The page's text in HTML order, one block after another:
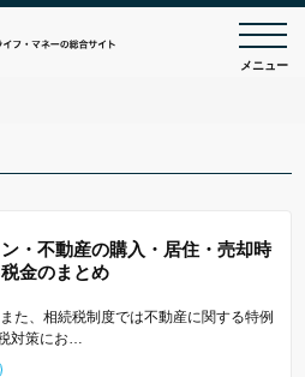
メニュー
・不動産の購入・居住・売却時
金のまとめ
た、相続税制度では不動産に関する特例
対策にお…